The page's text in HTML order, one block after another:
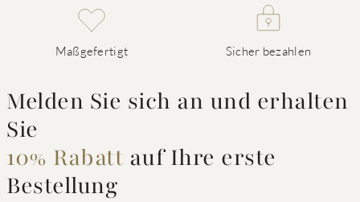
Maßgefertigt Sicher bezahlen
Melden Sie sich an und erhalten
Sie
10% Rabatt auf Ihre erste
Bestellung